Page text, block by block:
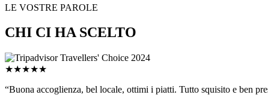
LE VOSTRE PAROLE
CHI CI HA SCELTO
★★★★★
“Buona accoglienza, bel locale, ottimi i piatti. Tutto squisito e ben